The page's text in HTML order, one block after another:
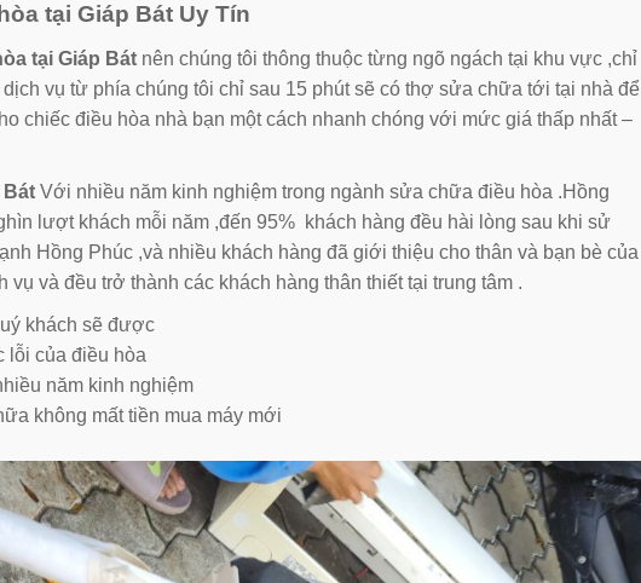
tại Giáp Bát Uy Tín
tại Giáp Bát nên chúng tôi thông thuộc từng ngõ ngách tại khu vực ,chỉ
vụ từ phía chúng tôi chỉ sau 15 phút sẽ có thợ sửa chữa tới tại nhà để
chiếc điều hòa nhà bạn một cách nhanh chóng với mức giá thấp nhất –
Bát Với nhiều năm kinh nghiệm trong ngành sửa chữa điều hòa .Hồng
lượt khách mỗi năm ,đến 95% khách hàng đều hài lòng sau khi sử
Hồng Phúc ,và nhiều khách hàng đã giới thiệu cho thân và bạn bè của
vụ và đều trở thành các khách hàng thân thiết tại trung tâm .
khách sẽ được
lỗi của điều hòa
năm kinh nghiệm
không mất tiền mua máy mới